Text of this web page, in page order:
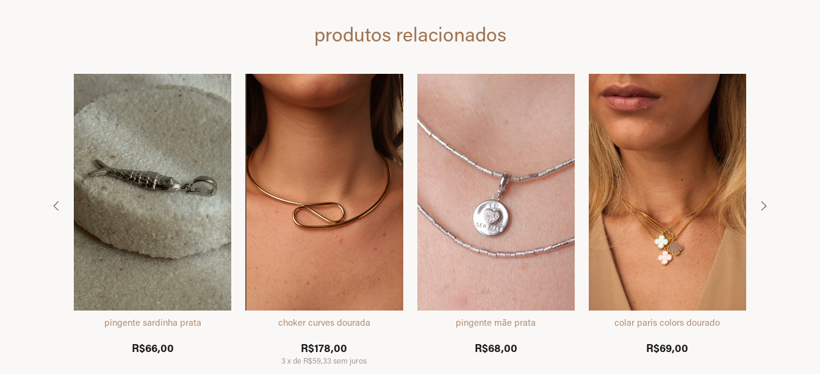
produtos relacionados
pingente sardinha prata
R$66,00
choker curves dourada
R$178,00
3xde R$59,33sem juros
pingente mãe prata
R$68,00
colar paris colors dourado
R$69,00